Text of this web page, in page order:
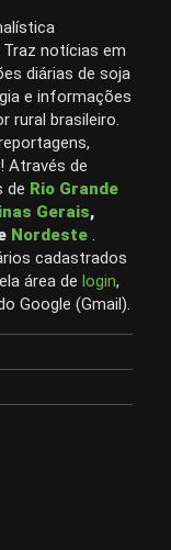
notícias em
diárias de soja
e informações
rural brasileiro.
Através de
de Rio Grande
Gerais,
Nordeste .
cadastrados
área de login,
Google (Gmail).